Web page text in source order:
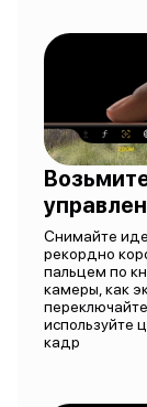
Снимайте
рекордно
пальцем по
камеры, как
используйте
кадр